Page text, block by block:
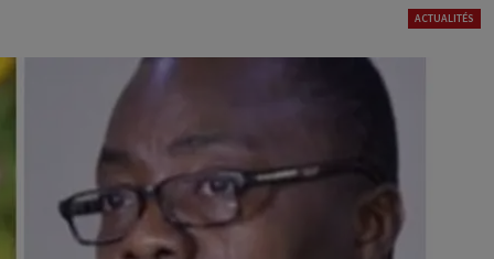
ACTUALITÉS